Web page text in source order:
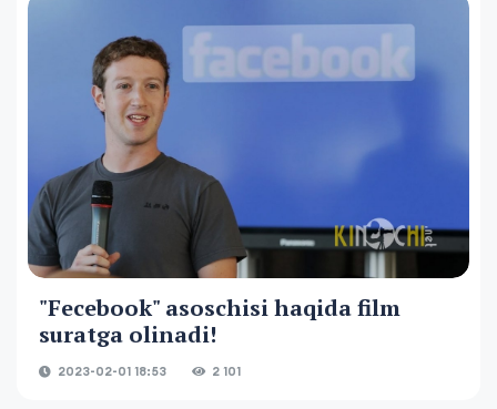
"Fecebook" asoschisi haqida film
suratga olinadi!
2023-02-01 18:53 2 101